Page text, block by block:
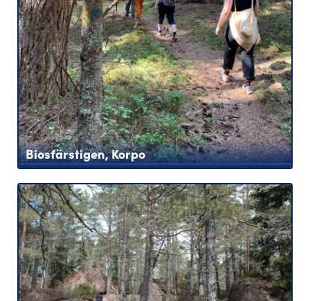
Biosfärstigen, Korpo